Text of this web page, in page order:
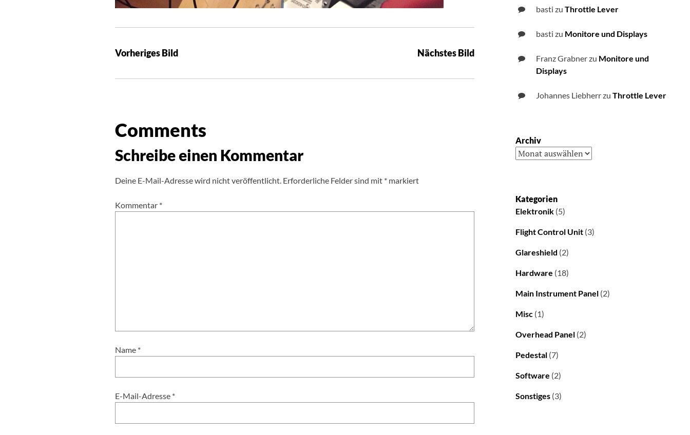
Vorheriges Bild Nächstes Bild
Comments
Schreibe einen Kommentar
Deine E-Mail-Adresse wird nicht veröffentlicht. Erforderliche Felder sind mit * markiert
Kommentar *
Name *
E-Mail-Adresse *
basti zu Throttle Lever
basti zu Monitore und Displays
Franz Grabnerzu Monitore und
Displays
Johannes Liebherrzu Throttle Lever
Archiv
Archiv
Kategorien
Elektronik (5)
Flight Control Unit (3)
Glareshield (2)
Hardware (18)
Main Instrument Panel (2)
Misc (1)
Overhead Panel (2)
Pedestal (7)
Software (2)
Sonstiges (3)